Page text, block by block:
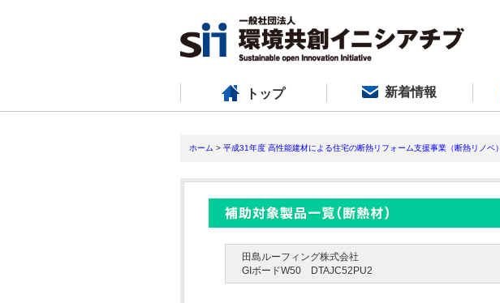
トップ 新着情報
ホーム > 平成31年度 高性能建材による住宅の断熱リフォーム支援事業（断熱リノベ）
田島ルーフィング株式会社
GIボードW50 DTAJC52PU2